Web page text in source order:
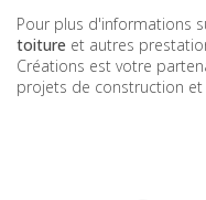
Pour plus d'informations
toiture et autres
Créations est votre
projets de construction et